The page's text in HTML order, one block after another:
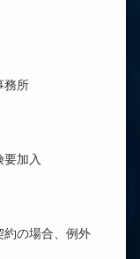
所
加入
の場合、例外